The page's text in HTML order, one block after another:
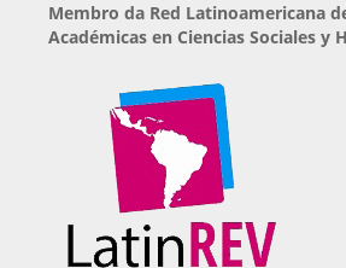
Membro da Red Latinoamericana
Académicas en Ciencias Sociales y